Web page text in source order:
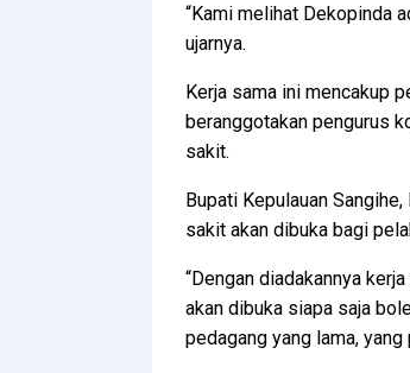
“Kami melihat Dekopinda
ujarnya.
Kerja sama ini mencakup
beranggotakan pengurus
sakit.
Bupati Kepulauan
sakit akan dibuka bagi
“Dengan diadakannya
akan dibuka siapa saja
pedagang yang lama, yang